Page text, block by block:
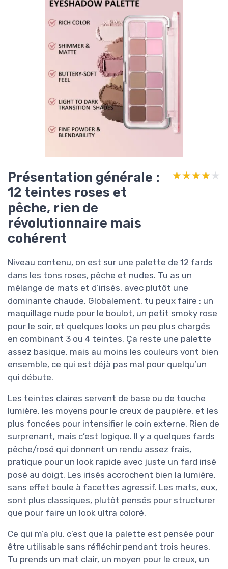
Présentation générale :
12 teintes roses et
pêche, rien de
révolutionnaire mais
cohérent
★★★★★
★★★★★
Niveau contenu, on est sur une palette de 12 fards
dans les tons roses, pêche et nudes. Tu as un
mélange de mats et d’irisés, avec plutôt une
dominante chaude. Globalement, tu peux faire : un
maquillage nude pour le boulot, un petit smoky rose
pour le soir, et quelques looks un peu plus chargés
en combinant 3 ou 4 teintes. Ça reste une palette
assez basique, mais au moins les couleurs vont bien
ensemble, ce qui est déjà pas mal pour quelqu’un
qui débute.
Les teintes claires servent de base ou de touche
lumière, les moyens pour le creux de paupière, et les
plus foncées pour intensifier le coin externe. Rien de
surprenant, mais c’est logique. Il y a quelques fards
pêche/rosé qui donnent un rendu assez frais,
pratique pour un look rapide avec juste un fard irisé
posé au doigt. Les irisés accrochent bien la lumière,
sans effet boule à facettes agressif. Les mats, eux,
sont plus classiques, plutôt pensés pour structurer
que pour faire un look ultra coloré.
Ce qui m’a plu, c’est que la palette est pensée pour
être utilisable sans réfléchir pendant trois heures.
Tu prends un mat clair, un moyen pour le creux, un